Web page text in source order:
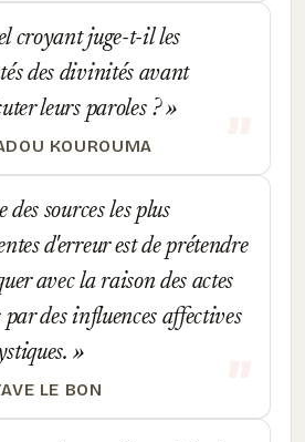
croyant juge-t-il les
des divinités avant
leurs paroles ?
KOUROUMA
sources les plus
d'erreur est de prétendre
avec la raison des actes
par des influences affectives
LE BON